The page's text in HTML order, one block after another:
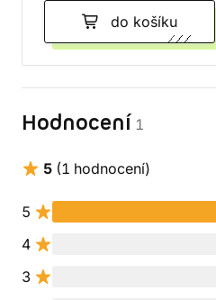
do košíku
Hodnocení 1
5 (1 hodnocení)
5
4
3